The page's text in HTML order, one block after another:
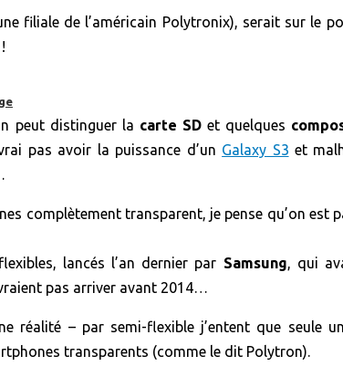
filiale de l’américain Polytronix), serait sur le
peut distinguer la carte SDet quelques
pas avoir la puissance d’un Galaxy S3 et
complètement transparent, je pense qu’on
lancés l’an dernier par Samsung, qui
pas arriver avant 2014…
réalité – par semi-flexible j’entent que seule
transparents (comme le dit Polytron).